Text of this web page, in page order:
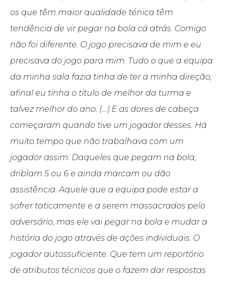
os que têm maior qualidade ténica têm
tendência de vir pegar na bola cá atrás. Comigo
não foi diferente. O jogo precisava de mim e eu
precisava do jogo para mim. Tudo o que a equipa
da minha sala fazia tinha de ter a minha direção,
afinal eu tinha o título de melhor da turma e
talvez melhor do ano. (…) E as dores de cabeça
começaram quando tive um jogador desses. Há
muito tempo que não trabalhava com um
jogador assim. Daqueles que pegam na bola,
driblam 5 ou 6 e ainda marcam ou dão
assistência. Aquele que a equipa pode estar a
sofrer taticamente e a serem massacrados pelo
adversário, mas ele vai pegar na bola e mudar a
história do jogo através de ações individuais. O
jogador autossuficiente. Que tem um reportório
de atributos técnicos que o fazem dar respostas